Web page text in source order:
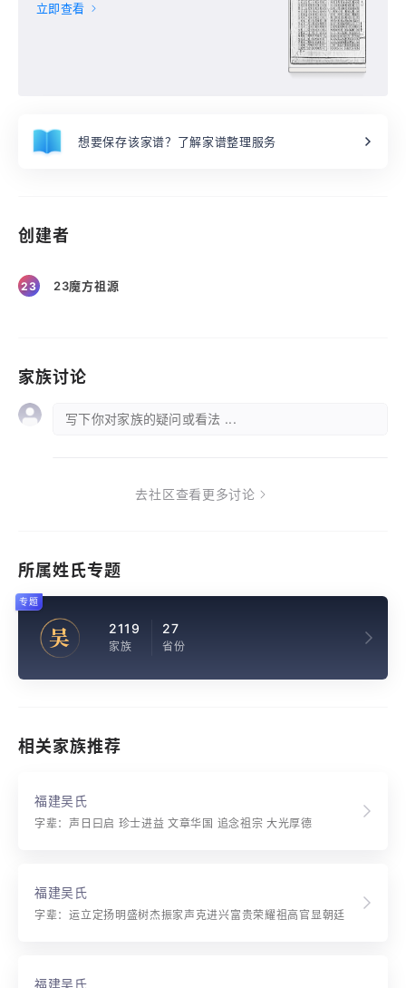
立即查看
想要保存该家谱？了解家谱整理服务
创建者
23 23魔方祖源
家族讨论
写下你对家族的疑问或看法 ...
去社区查看更多讨论
所属姓氏专题
吴 2119
家族
27
省份
专题
相关家族推荐
福建吴氏
字辈：声日曰启 珍士进益 文章华国 追念祖宗 大光厚德
福建吴氏
字辈：运立定扬明盛树杰振家声克进兴富贵荣耀祖高官显朝廷
福建吴氏